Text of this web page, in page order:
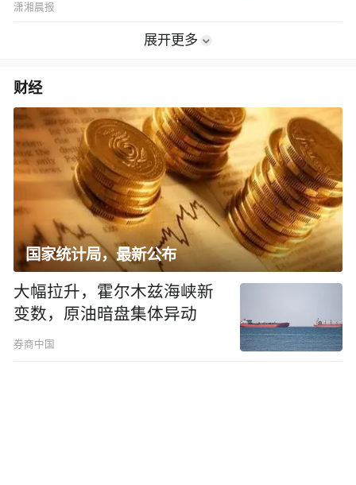
潇湘晨报
展开更多
财经
国家统计局，最新公布
大幅拉升，霍尔木兹海峡新
变数，原油暗盘集体异动
券商中国